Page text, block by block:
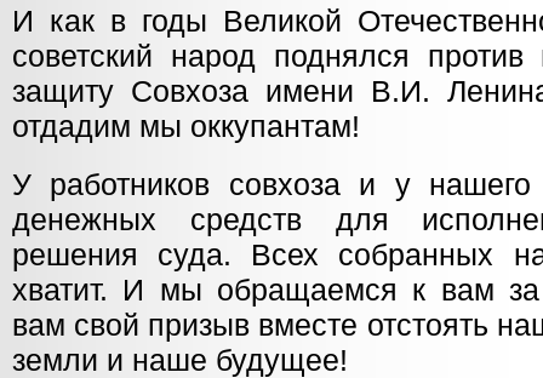
И как в годы Великой
советский народ поднялся
защиту Совхоза имени В.И.
отдадим мы оккупантам!
У работников совхоза и у нашего
денежных средств для
решения суда. Всех собранных
хватит. И мы обращаемся к вам
вам свой призыв вместе отстоять
земли и наше будущее!